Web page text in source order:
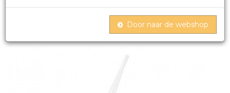
Sosa aroma natural framboos, vloeibaar
Door naar de webshop